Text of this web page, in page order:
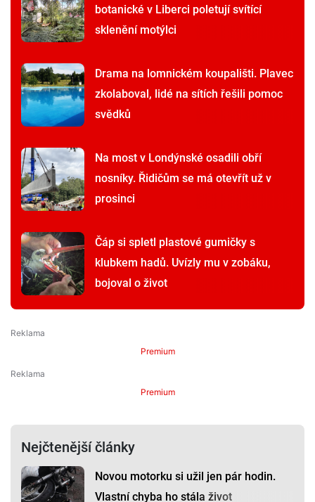
botanické v Liberci poletují svítící
sklenění motýlci
Drama na lomnickém koupališti. Plavec
zkolaboval, lidé na sítích řešili pomoc
svědků
Na most v Londýnské osadili obří
nosníky. Řidičům se má otevřít už v
prosinci
Čáp si spletl plastové gumičky s
klubkem hadů. Uvízly mu v zobáku,
bojoval o život
Premium
Premium
Nejčtenější články
Novou motorku si užil jen pár hodin.
Vlastní chyba ho stála život